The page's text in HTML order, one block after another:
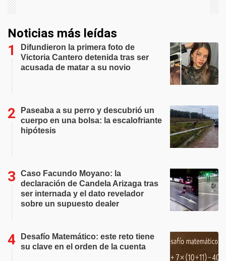
Noticias más leídas
Difundieron la primera foto de
Victoria Cantero detenida tras ser
acusada de matar a su novio
Paseaba a su perro y descubrió un
cuerpo en una bolsa: la escalofriante
hipótesis
Caso Facundo Moyano: la
declaración de Candela Arizaga tras
ser internada y el dato revelador
sobre un supuesto dealer
Desafío Matemático: este reto tiene
su clave en el orden de la cuenta